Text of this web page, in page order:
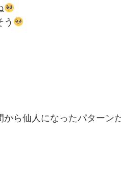
う
ら仙人になったパターン